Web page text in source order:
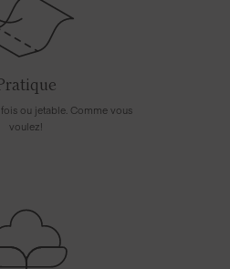
ou jetable. Comme vous
voulez!